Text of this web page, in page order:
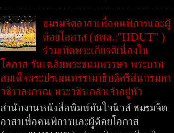
ชมรมจิตอาสาเพื่อคนพิการและผู้
ด้อยโอกาส (ชพด.:"HDUT" )
ร่วมเทิดพระเกียรติเนื่องใน
โอกาส วันเฉลิมพระชนมพรรษา พระบาท
สมเด็จพระปรเมนทรรามาธิบดีศรีสินทรมหา
วชิราลงกรณ พระวชิรเกล้าเจ้าอยู่หัว
สำนักงานหนังสือพิมพ์ทันใจนิวส์ ชมรมจิต
อาสาเพื่อคนพิการและผู้ด้อยโอกาส